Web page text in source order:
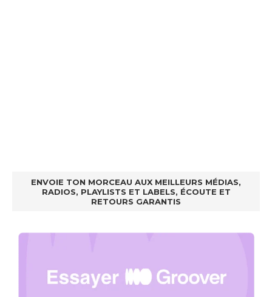
ENVOIE TON MORCEAU AUX MEILLEURS MÉDIAS,
RADIOS, PLAYLISTS ET LABELS, ÉCOUTE ET
RETOURS GARANTIS